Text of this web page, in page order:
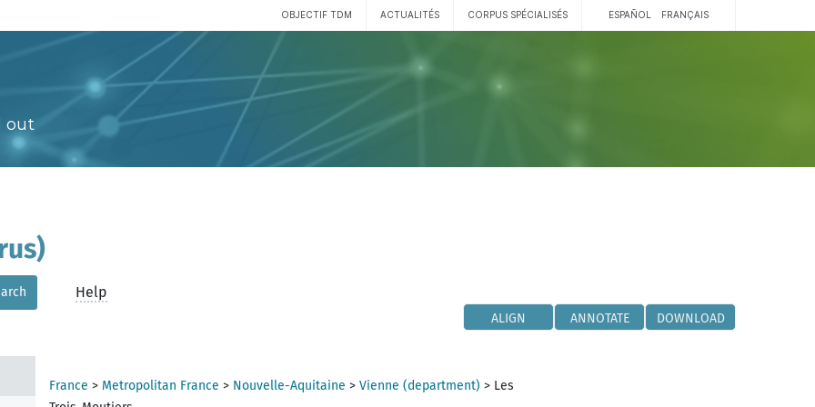
OBJECTIF TDM ACTUALITÉS CORPUS SPÉCIALISÉS ESPAÑOL FRANÇAIS
out
Help
ALIGN ANNOTATE DOWNLOAD
France > Metropolitan France > Nouvelle-Aquitaine > Vienne (department) > Les